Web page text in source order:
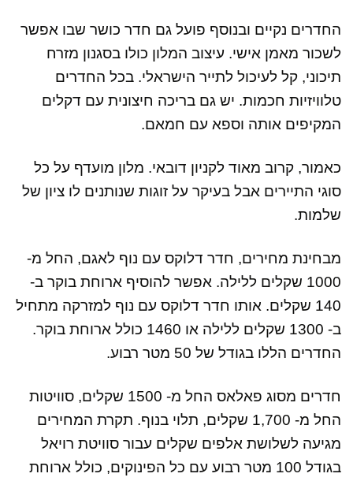
החדרים נקיים ובנוסף פועל גם חדר כושר שבו אפשר
לשכור מאמן אישי. עיצוב המלון כולו בסגנון מזרח
תיכוני, קל לעיכול לתייר הישראלי. בכל החדרים
טלוויזיות חכמות. יש גם בריכה חיצונית עם דקלים
המקיפים אותה וספא עם חמאם.
כאמור, קרוב מאוד לקניון דובאי. מלון מועדף על כל
סוגי התיירים אבל בעיקר על זוגות שנותנים לו ציון של
שלמות.
מבחינת מחירים, חדר דלוקס עם נוף לאגם, החל מ-
1000 שקלים ללילה. אפשר להוסיף ארוחת בוקר ב-
140 שקלים. אותו חדר דלוקס עם נוף למזרקה מתחיל
ב- 1300 שקלים ללילה או 1460 כולל ארוחת בוקר.
החדרים הללו בגודל של 50 מטר רבוע.
חדרים מסוג פאלאס החל מ- 1500 שקלים, סוויטות
החל מ- 1,700 שקלים, תלוי בנוף. תקרת המחירים
מגיעה לשלושת אלפים שקלים עבור סוויטת רויאל
בגודל 100 מטר רבוע עם כל הפינוקים, כולל ארוחת